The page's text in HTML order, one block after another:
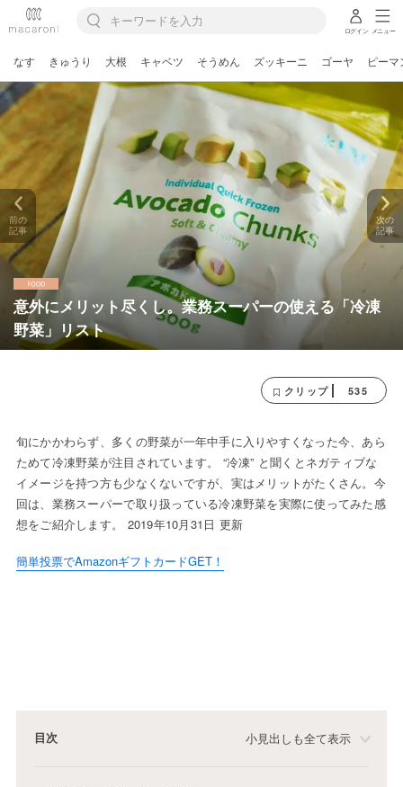
ログイン メニュー
なす きゅうり 大根 キャベツ そうめん ズッキーニ ゴーヤ ピーマ
意外にメリット尽くし。業務スーパーの使える「冷凍
野菜」リスト
前の
記事
次の
記事
クリップ 535
旬にかかわらず、多くの野菜が一年中手に入りやすくなった今、あら
ためて冷凍野菜が注目されています。 “冷凍” と聞くとネガティブな
イメージを持つ方も少なくないですが、実はメリットがたくさん。今
回は、業務スーパーで取り扱っている冷凍野菜を実際に使ってみた感
想をご紹介します。 2019年10月31日 更新
簡単投票でAmazonギフトカードGET！
目次 小見出しも全て表示